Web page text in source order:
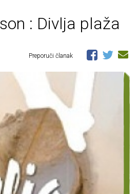
: Divlja plaža
Preporuči članak